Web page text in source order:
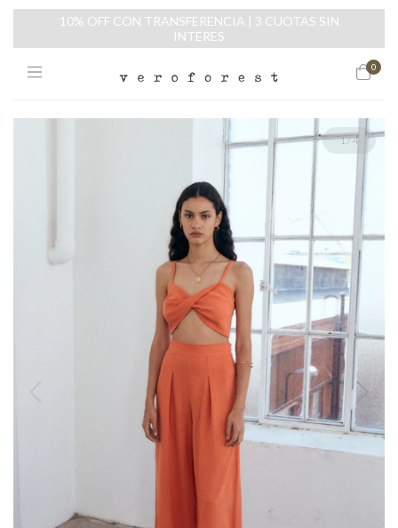
10% OFF CON TRANSFERENCIA | 3 CUOTAS SIN
INTERES
0
1/4